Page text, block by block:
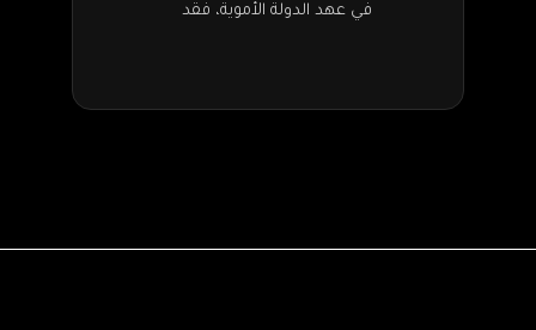
في عهد الدولة الأموية، فقد